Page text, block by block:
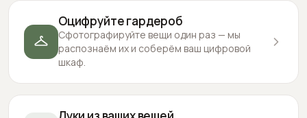
Оцифруйте гардероб
Сфотографируйте вещи один раз — мы
распознаём их и соберём ваш цифровой
шкаф.